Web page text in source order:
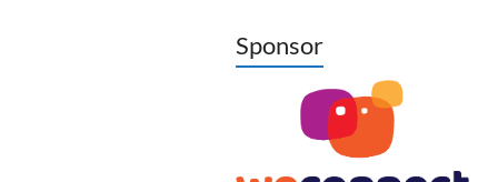
Sponsor